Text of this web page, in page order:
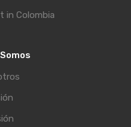
in Colombia